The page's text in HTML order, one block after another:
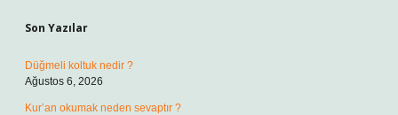
Son Yazılar
Düğmeli koltuk nedir ?
Ağustos 6, 2026
Kur’an okumak neden sevaptır ?